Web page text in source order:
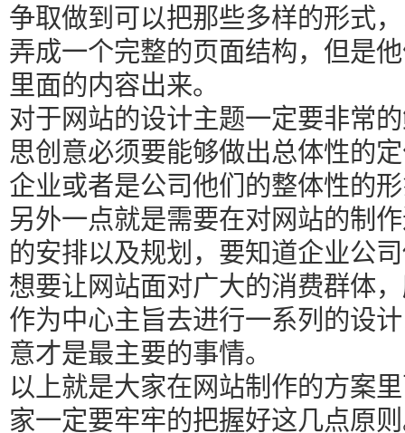
争取做到可以把那些多样的形式
弄成一个完整的页面结构，但是
里面的内容出来。
对于网站的设计主题一定要非常
思创意必须要能够做出总体性的
企业或者是公司他们的整体性的
另外一点就是需要在对网站的制
的安排以及规划，要知道企业公
想要让网站面对广大的消费群体
作为中心主旨去进行一系列的设
意才是最主要的事情。
以上就是大家在网站制作的方案
家一定要牢牢的把握好这几点原